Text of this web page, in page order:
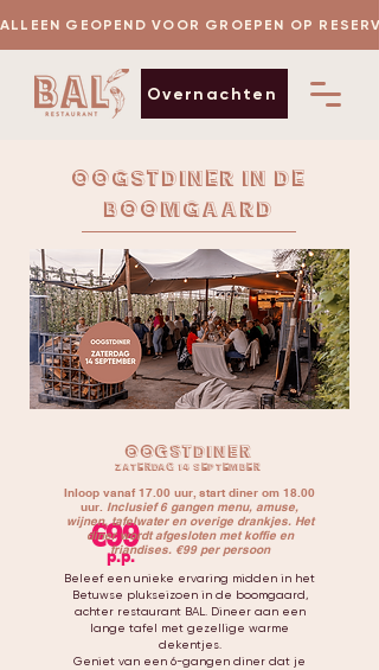
Overnachten
GEOPEND VOOR GROEPEN OP
Oogstdiner in de
boomgaard
€99
p.p.
Inloop vanaf 17.00 uur, start diner om 18.00
uur. Inclusief 6 gangen menu, amuse,
wijnen, tafelwater en overige drankjes. Het
diner wordt afgesloten met koffie en
friandises. €99 per persoon
Beleef een unieke ervaring midden in het
Betuwse plukseizoen in de boomgaard,
achter restaurant BAL. Dineer aan een
lange tafel met gezellige warme
dekentjes.
Geniet van een 6-gangen diner dat je
oogstdiner
zaterdag 14 september